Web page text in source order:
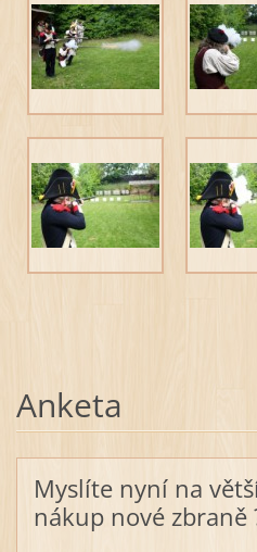
Anketa
Myslíte nyní na
nákup nové zbraně